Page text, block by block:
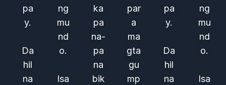
pa
y.
Da
hil
na
ng
mu
nd
o.
Isa
ka
pa
na-
pa
na
bik
par
a
ma
gta
gu
mp
pa
y.
Da
hil
na
ng
mu
nd
o.
Isa